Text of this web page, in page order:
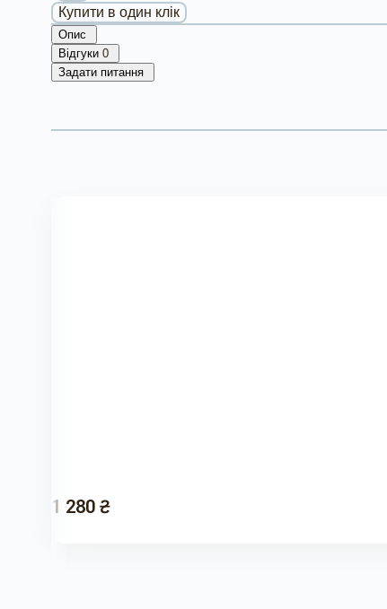
Купити в один клік
Опис
Відгуки 0
Задати питання
1 280 ₴